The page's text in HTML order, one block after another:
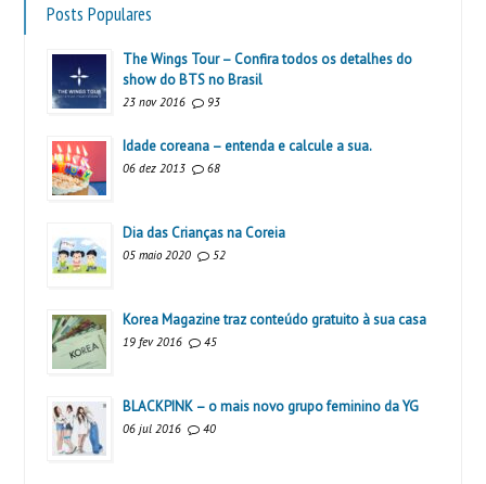
Posts Populares
The Wings Tour – Confira todos os detalhes do
show do BTS no Brasil
23 nov 2016 93
Idade coreana – entenda e calcule a sua.
06 dez 2013 68
Dia das Crianças na Coreia
05 maio 2020 52
Korea Magazine traz conteúdo gratuito à sua casa
19 fev 2016 45
BLACKPINK – o mais novo grupo feminino da YG
06 jul 2016 40